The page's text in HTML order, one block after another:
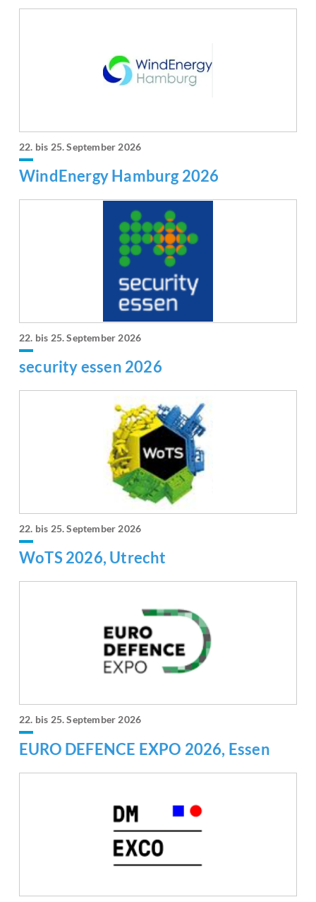
22. bis 25. September 2026
WindEnergy Hamburg 2026
22. bis 25. September 2026
security essen 2026
22. bis 25. September 2026
WoTS 2026, Utrecht
22. bis 25. September 2026
EURO DEFENCE EXPO 2026, Essen